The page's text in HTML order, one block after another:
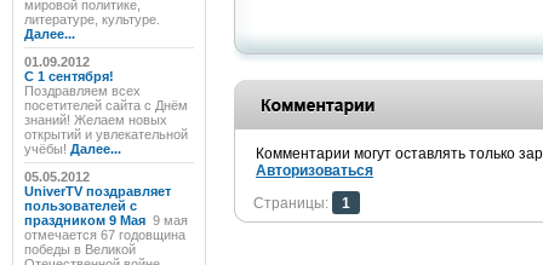
мировой политике,
литературе, культуре.
Далее...
01.09.2012
C 1 сентября!
Поздравляем всех
посетителей сайта с Днём
знаний! Желаем новых
открытий и увлекательной
учёбы! Далее...
05.05.2012
UniverTV поздравляет
пользователей с
праздником 9 Мая 9 мая
отмечается 67 годовщина
победы в Великой
Комментарии могут оставлять только
Авторизоваться
Страницы:
1